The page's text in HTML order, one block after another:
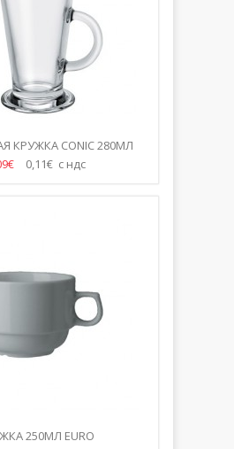
КРУЖКА CONIC 280МЛ
0,11€ с ндс
250МЛ EURO